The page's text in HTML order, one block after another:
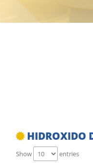
HIDROXIDO
Show entries